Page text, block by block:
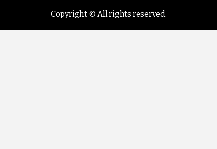
Copyright © All rights reserved.